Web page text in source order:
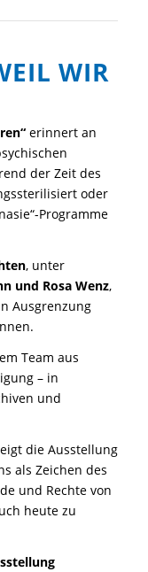
WIR
erinnert an
der Zeit des
oder
Programme
, unter
und Rosa Wenz,
Ausgrenzung
Team aus
– in
und
die Ausstellung
als Zeichen des
und Rechte von
heute zu